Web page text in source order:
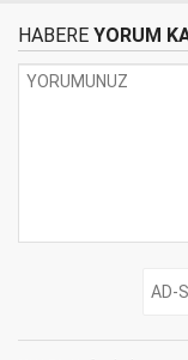
HABERE YORUM